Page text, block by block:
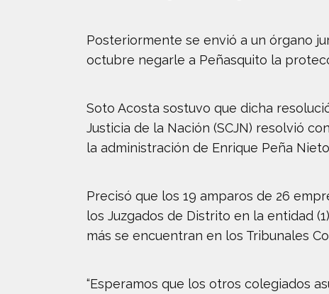
Posteriormente se envió a un órgano
octubre negarle a Peñasquito la
Soto Acosta sostuvo que dicha
Justicia de la Nación (SCJN) resolvió
la administración de Enrique Peña
Precisó que los 19 amparos de 26
los Juzgados de Distrito en la entidad
más se encuentran en los Tribunales
“Esperamos que los otros colegiados